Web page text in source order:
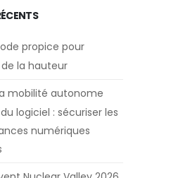
propice pour
la hauteur
mobilité autonome
logiciel : sécuriser les
numériques